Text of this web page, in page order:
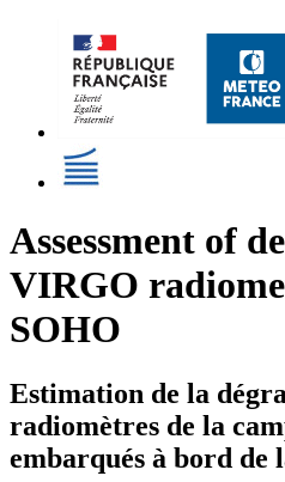
Assessment of
VIRGO
SOHO
Estimation de la
radiomètres de la
embarqués à bord de